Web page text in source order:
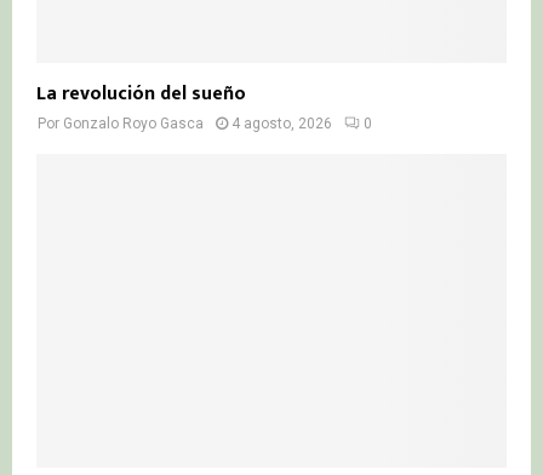
La revolución del sueño
Por Gonzalo Royo Gasca 4 agosto, 2026 0